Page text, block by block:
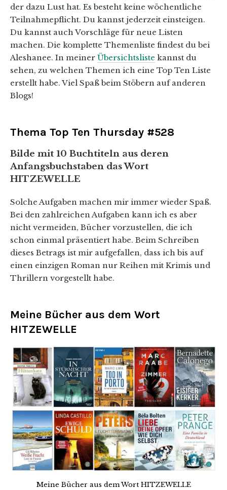
der dazu Lust hat. Es besteht keine wöchentliche
Teilnahmepflicht. Du kannst jederzeit einsteigen.
Du kannst auch Vorschläge für neue Listen
machen. Die komplette Themenliste findest du bei
Aleshanee. In meiner Übersichtsliste kannst du
sehen, zu welchen Themen ich eine Top Ten Liste
erstellt habe. Viel Spaß beim Stöbern auf anderen
Blogs!
Thema Top Ten Thursday #528
Bilde mit 10 Buchtiteln aus deren
Anfangsbuchstaben das Wort
HITZEWELLE
Solche Aufgaben machen mir immer wieder Spaß.
Bei den zahlreichen Aufgaben kann ich es aber
nicht vermeiden, Bücher vorzustellen, die ich
schon einmal präsentiert habe. Beim Schreiben
dieses Betrags ist mir aufgefallen, dass ich bis auf
einen einzigen Roman nur Reihen mit Krimis und
Thrillern vorgestellt habe.
Meine Bücher aus dem Wort
HITZEWELLE
Meine Bücher aus dem Wort HITZEWELLE